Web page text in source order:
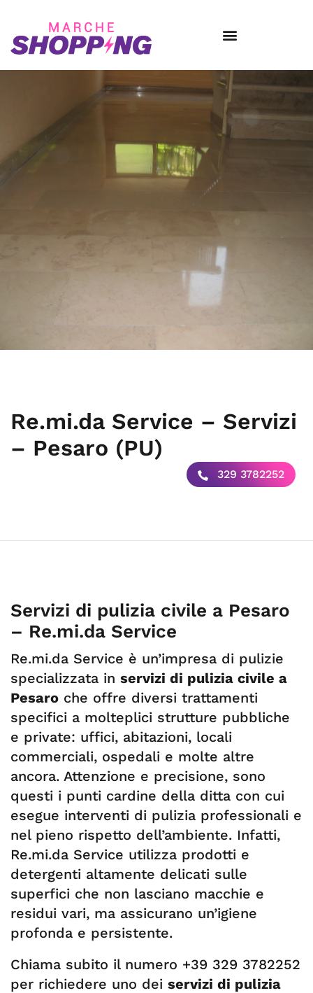
Re.mi.da Service – Servizi
– Pesaro (PU)
329 3782252
Servizi di pulizia civile a Pesaro
– Re.mi.da Service
Re.mi.da Service è un’impresa di pulizie
specializzata in servizi di pulizia civile a
Pesaro che offre diversi trattamenti
specifici a molteplici strutture pubbliche
e private: uffici, abitazioni, locali
commerciali, ospedali e molte altre
ancora. Attenzione e precisione, sono
questi i punti cardine della ditta con cui
esegue interventi di pulizia professionali e
nel pieno rispetto dell’ambiente. Infatti,
Re.mi.da Service utilizza prodotti e
detergenti altamente delicati sulle
superfici che non lasciano macchie e
residui vari, ma assicurano un’igiene
profonda e persistente.
Chiama subito il numero +39 329 3782252
per richiedere uno dei servizi di pulizia